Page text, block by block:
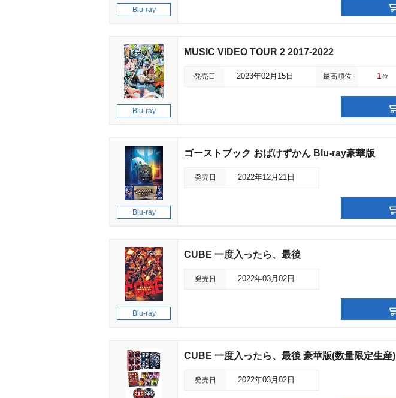
Blu-ray
Blu-ray
MUSIC VIDEO TOUR 2 2017-2022
発売日 2023年02月15日 最高順位 1 位
Blu-ray
ゴーストブック おばけずかん Blu-ray豪華版
発売日 2022年12月21日
Blu-ray
CUBE 一度入ったら、最後
発売日 2022年03月02日
CUBE 一度入ったら、最後 豪華版(数量限定生産)
発売日 2022年03月02日